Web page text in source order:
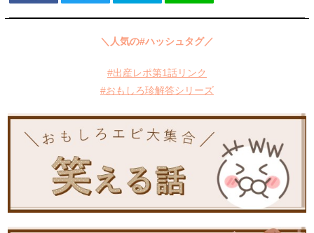
＼人気の#ハッシュタグ／
#出産レポ第1話リンク
#おもしろ珍解答シリーズ